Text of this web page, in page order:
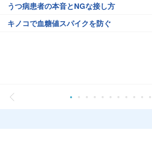
うつ病患者の本音とNGな接し方
キノコで血糖値スパイクを防ぐ